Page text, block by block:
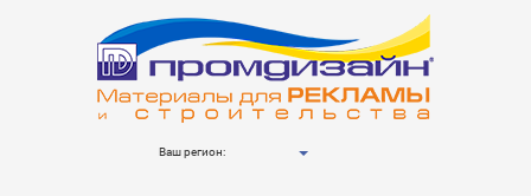
Ваш регион: